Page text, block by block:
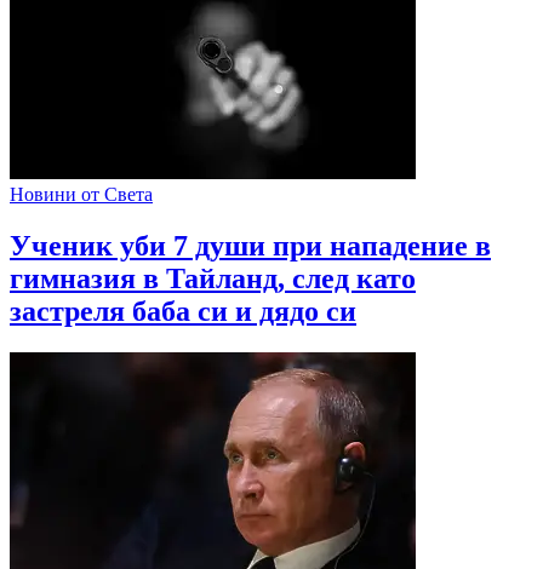
Новини от Света
Ученик уби 7 души при нападение в
гимназия в Тайланд, след като
застреля баба си и дядо си